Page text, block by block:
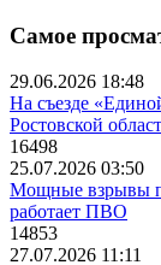
Самое
29.06.2026 18:48
На съезде
Ростовской
16498
25.07.2026 03:50
Мощные взрывы
работает ПВО
14853
27.07.2026 11:11